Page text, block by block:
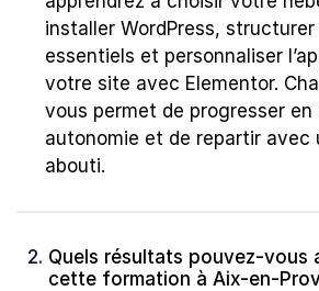
installer WordPress,
essentiels et personnaliser
votre site avec Elementor.
vous permet de progresser
autonomie et de repartir avec
abouti.
2. Quels résultats pouvez-vous
cette formation à Aix-en-